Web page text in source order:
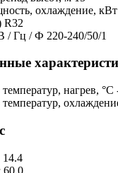
охлаждение, кВт
R32
/ Гц / Ф 220-240/50/1
нагрев, °C
14.4
60.0